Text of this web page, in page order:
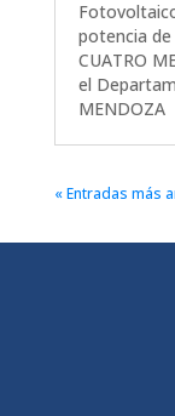
potencia de
CUATRO
el
MENDOZA
« Entradas más